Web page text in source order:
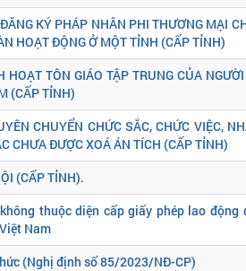
KÝ PHÁP NHÂN PHI THƯƠNG MẠI
HOẠT ĐỘNG Ở MỘT TỈNH (CẤP TỈNH)
TÔN GIÁO TẬP TRUNG CỦA
(CẤP TỈNH)
CHUYỂN CHỨC SẮC, CHỨC VIỆC,
CHƯA ĐƯỢC XOÁ ÁN TÍCH (CẤP TỈNH)
(CẤP TỈNH).
thuộc diện cấp giấy phép lao
Nam
(Nghị định số 85/2023/NĐ-CP)